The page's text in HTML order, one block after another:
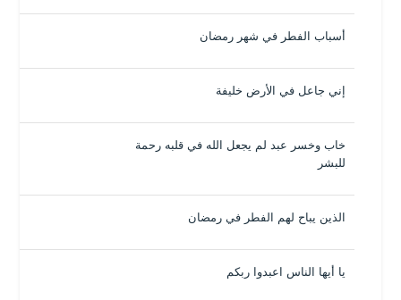
أسباب الفطر في شهر رمضان
إني جاعل في الأرض خليفة
خاب وخسر عبد لم يجعل الله في قلبه رحمة
للبشر
الذين يباح لهم الفطر في رمضان
يا أيها الناس اعبدوا ربكم